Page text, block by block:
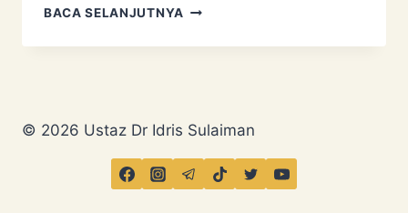
BACA SELANJUTNYA ‘YAKIN
PERLU
© 2026 Ustaz Dr Idris Sulaiman